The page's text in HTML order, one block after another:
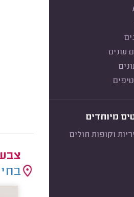
עונים
מיוחדים
וקופות חולים